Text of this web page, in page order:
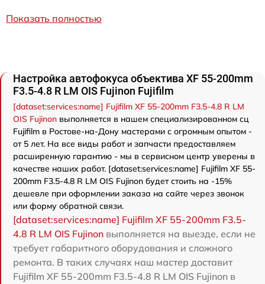
Показать полностью
Настройка автофокуса объектива XF 55-200mm
F3.5-4.8 R LM OIS Fujinon Fujifilm
[dataset:services:name] Fujifilm XF 55-200mm F3.5-4.8 R LM
OIS Fujinon выполняется в нашем специализированном сц
Fujifilm в Ростове-на-Дону мастерами с огромным опытом -
от 5 лет. На все виды работ и запчасти предоставляем
расширенную гарантию - мы в сервисном центр уверены в
качестве наших работ. [dataset:services:name] Fujifilm XF 55-
200mm F3.5-4.8 R LM OIS Fujinon будет стоить на -15%
дешевле при оформлении заказа на сайте через звонок
или форму обратной связи.
[dataset:services:name] Fujifilm XF 55-200mm F3.5-
4.8 R LM OIS Fujinon выполняется на выезде, если не
требует габаритного оборудования и сложного
ремонта. В таких случаях наш мастер доставит
Fujifilm XF 55-200mm F3.5-4.8 R LM OIS Fujinon в